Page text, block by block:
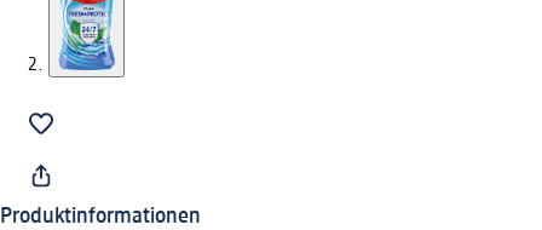
Produktinformationen